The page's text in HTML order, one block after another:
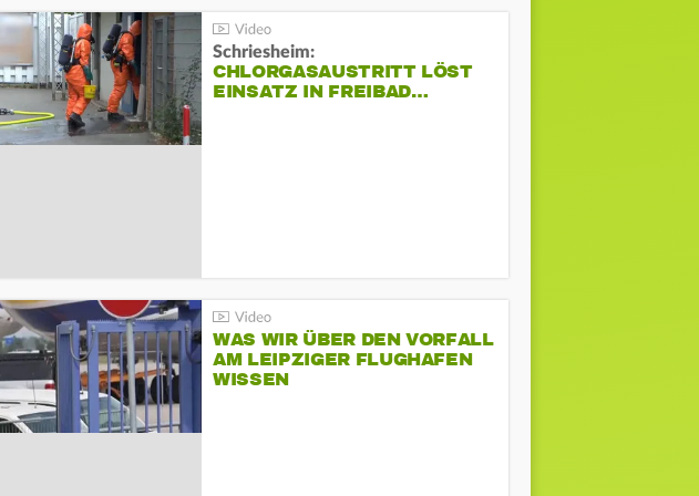
Schriesheim:
CHLORGASAUSTRITT LÖST
EINSATZ IN FREIBAD…
WAS WIR ÜBER DEN VORFALL
AM LEIPZIGER FLUGHAFEN
WISSEN